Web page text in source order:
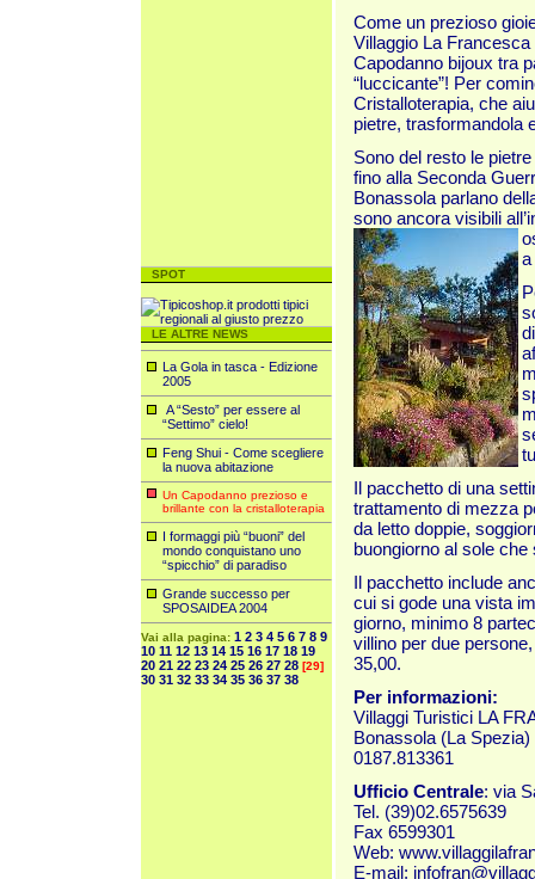
SPOT
LE ALTRE NEWS
La Gola in tasca - Edizione
2005
A “Sesto” per essere al
“Settimo” cielo!
Feng Shui - Come scegliere
la nuova abitazione
Un Capodanno prezioso e
brillante con la cristalloterapia
I formaggi più “buoni” del
mondo conquistano uno
“spicchio” di paradiso
Grande successo per
SPOSAIDEA 2004
Vai alla pagina: 1 2 3 4 5 6 7 8 9
10 11 12 13 14 15 16 17 18 19
20 21 22 23 24 25 26 27 28 [29]
30 31 32 33 34 35 36 37 38
Come un prezioso
Villaggio La Francesca
Capodanno bijoux tra
“luccicante”! Per
Cristalloterapia, che
pietre, trasformandola
Sono del resto le
fino alla Seconda
Bonassola parlano
sono ancora visibili
a
Il pacchetto di una
trattamento di mezza
da letto doppie,
buongiorno al sole
Il pacchetto include
cui si gode una vista
giorno, minimo 8
villino per due
35,00.
Per informazioni:
Villaggi Turistici LA
Bonassola (La
0187.813361
Ufficio Centrale: via
Tel. (39)02.6575639
Fax 6599301
Web:
E-mail: